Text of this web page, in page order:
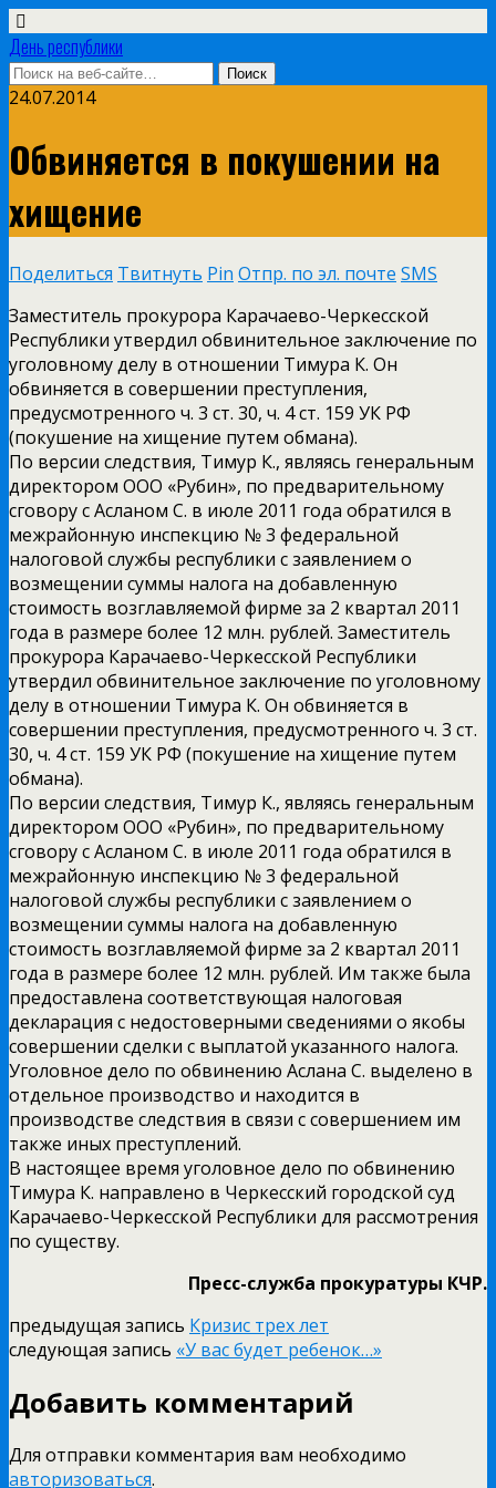
День республики
24.07.2014
Обвиняется в покушении на
хищение
Поделиться Твитнуть Pin Отпр. по эл. почте SMS
Заместитель прокурора Карачаево-Черкесской
Республики утвердил обвинительное заключение по
уголовному делу в отношении Тимура К. Он
обвиняется в совершении преступления,
предусмотренного ч. 3 ст. 30, ч. 4 ст. 159 УК РФ
(покушение на хищение путем обмана).
По версии следствия, Тимур К., являясь генеральным
директором ООО «Рубин», по предварительному
сговору с Асланом С. в июле 2011 года обратился в
межрайонную инспекцию № 3 федеральной
налоговой службы республики с заявлением о
возмещении суммы налога на добавленную
стоимость возглавляемой фирме за 2 квартал 2011
года в размере более 12 млн. рублей. Заместитель
прокурора Карачаево-Черкесской Республики
утвердил обвинительное заключение по уголовному
делу в отношении Тимура К. Он обвиняется в
совершении преступления, предусмотренного ч. 3 ст.
30, ч. 4 ст. 159 УК РФ (покушение на хищение путем
обмана).
По версии следствия, Тимур К., являясь генеральным
директором ООО «Рубин», по предварительному
сговору с Асланом С. в июле 2011 года обратился в
межрайонную инспекцию № 3 федеральной
налоговой службы республики с заявлением о
возмещении суммы налога на добавленную
стоимость возглавляемой фирме за 2 квартал 2011
года в размере более 12 млн. рублей. Им также была
предоставлена соответствующая налоговая
декларация с недостоверными сведениями о якобы
совершении сделки с выплатой указанного налога.
Уголовное дело по обвинению Аслана С. выделено в
отдельное производство и находится в
производстве следствия в связи с совершением им
также иных преступлений.
В настоящее время уголовное дело по обвинению
Тимура К. направлено в Черкесский городской суд
Карачаево-Черкесской Республики для рассмотрения
по существу.
Пресс-служба прокуратуры КЧР.
предыдущая запись Кризис трех лет
следующая запись «У вас будет ребенок…»
Добавить комментарий
Для отправки комментария вам необходимо
авторизоваться.